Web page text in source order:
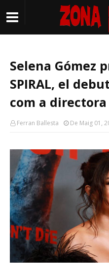
Selena Gómez
SPIRAL, el
com a directora
Ferran Ballesta De Maig 01,